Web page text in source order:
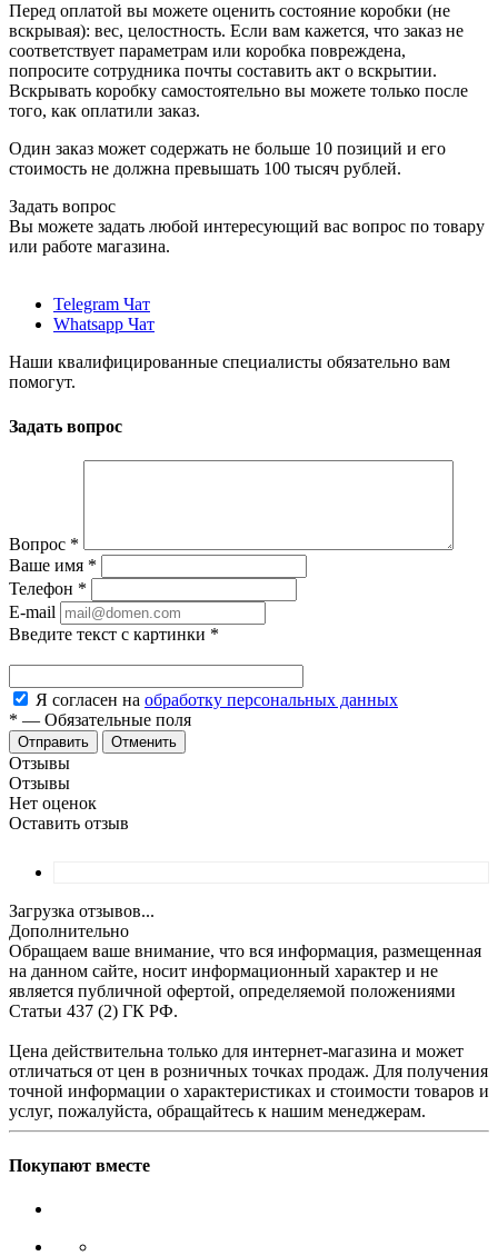
Перед оплатой вы можете оценить состояние коробки (не
вскрывая): вес, целостность. Если вам кажется, что заказ не
соответствует параметрам или коробка повреждена,
попросите сотрудника почты составить акт о вскрытии.
Вскрывать коробку самостоятельно вы можете только после
того, как оплатили заказ.
Один заказ может содержать не больше 10 позиций и его
стоимость не должна превышать 100 тысяч рублей.
Задать вопрос
Вы можете задать любой интересующий вас вопрос по товару
или работе магазина.
Telegram Чат
Whatsapp Чат
Наши квалифицированные специалисты обязательно вам
помогут.
Задать вопрос
Вопрос *
Ваше имя *
Телефон *
E-mail
Введите текст с картинки *
Я согласен на обработку персональных данных
* — Обязательные поля
Отменить
Отзывы
Отзывы
Нет оценок
Оставить отзыв
Загрузка отзывов...
Дополнительно
Обращаем ваше внимание, что вся информация, размещенная
на данном сайте, носит информационный характер и не
является публичной офертой, определяемой положениями
Статьи 437 (2) ГК РФ.
Цена действительна только для интернет-магазина и может
отличаться от цен в розничных точках продаж. Для получения
точной информации о характеристиках и стоимости товаров и
услуг, пожалуйста, обращайтесь к нашим менеджерам.
Покупают вместе